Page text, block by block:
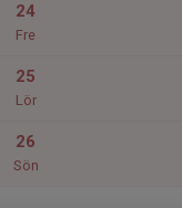
24
Fre
25
Lör
26
Sön